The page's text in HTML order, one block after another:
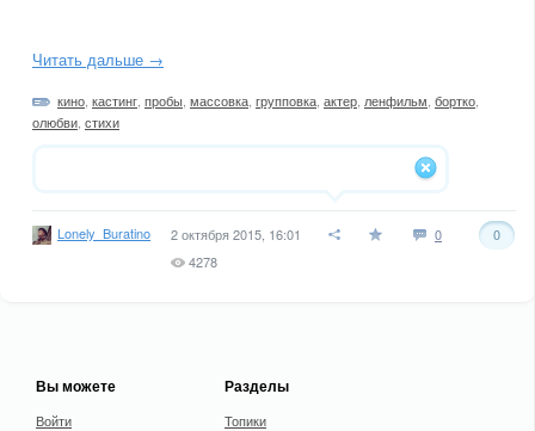
Читать дальше →
кино кастинг пробы массовка групповка актер ленфильм бортко
олюбви стихи
Lonely_Buratino 2 октября 2015, 16:01 0
0
4278
Вы можете
Войти
Разделы
Топики